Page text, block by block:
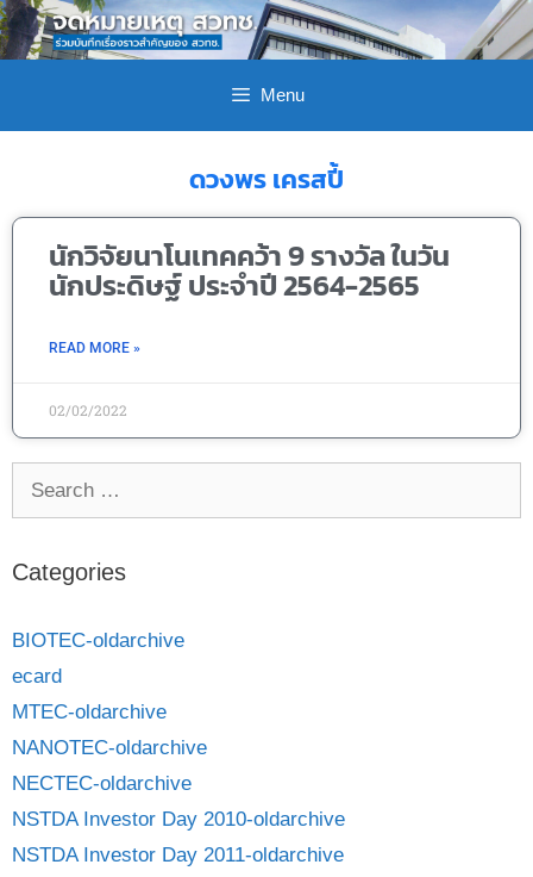
Menu
ดวงพร เครสปี้
นักวิจัยนาโนเทคคว้า 9 รางวัล ในวัน
นักประดิษฐ์ ประจำปี 2564-2565
READ MORE »
02/02/2022
Categories
BIOTEC-oldarchive
ecard
MTEC-oldarchive
NANOTEC-oldarchive
NECTEC-oldarchive
NSTDA Investor Day 2010-oldarchive
NSTDA Investor Day 2011-oldarchive